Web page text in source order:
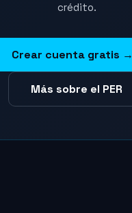
crédito.
Crear cuenta gratis →
Más sobre el PER